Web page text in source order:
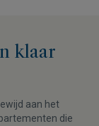
klaar
aan het
die